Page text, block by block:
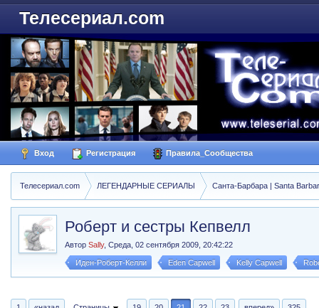
Телесериал.com
Вход Регистрация Правила_Сообщества
Телесериал.com ЛЕГЕНДАРНЫЕ СЕРИАЛЫ Санта-Барбара | Santa
Роберт и сестры Кепвелл
АвторSally,Среда, 02 сентября 2009, 20:42:22
Иден-Роберт-Келли Eden Capwell Kelly Capwell